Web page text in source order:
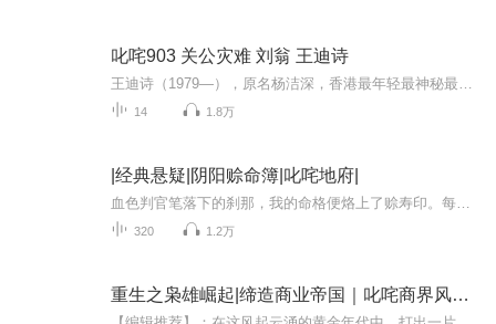
叱咤903 关公灾难 刘翁 王迪诗
14 1.8万
|经典悬疑|阴阳赊命簿|叱咤地府|
320 1.2万
重生之枭雄崛起|缔造商业帝国｜叱咤商界风云爽文